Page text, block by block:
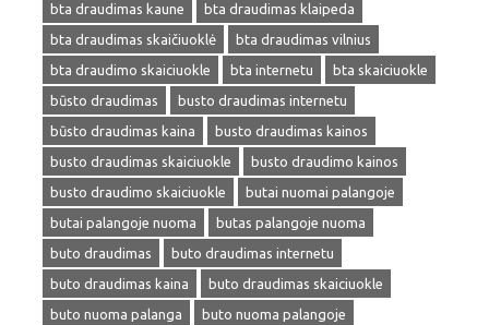
bta draudimas kaune
bta draudimas klaipeda
bta draudimas skaičiuoklė
bta draudimas vilnius
bta draudimo skaiciuokle
bta internetu
bta skaiciuokle
būsto draudimas
busto draudimas internetu
būsto draudimas kaina
busto draudimas kainos
busto draudimas skaiciuokle
busto draudimo kainos
busto draudimo skaiciuokle
butai nuomai palangoje
butai palangoje nuoma
butas palangoje nuoma
buto draudimas
buto draudimas internetu
buto draudimas kaina
buto draudimas skaiciuokle
buto nuoma palanga
buto nuoma palangoje